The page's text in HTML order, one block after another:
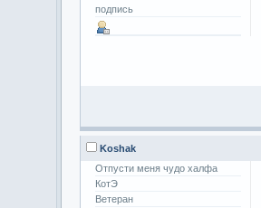
подпись
Koshak
Отпусти меня чудо халфа
КотЭ
Ветеран